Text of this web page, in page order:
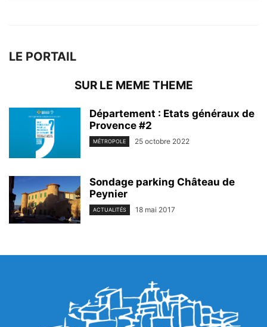
LE PORTAIL
SUR LE MEME THEME
Département : Etats généraux de
Provence #2
MÉTROPOLE 25 octobre 2022
Sondage parking Château de
Peynier
ACTUALITÉS 18 mai 2017